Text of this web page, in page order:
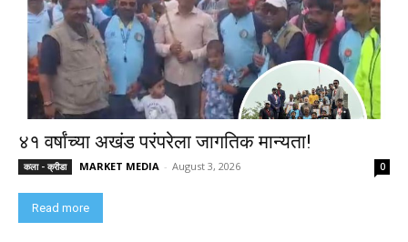
४१ वर्षांच्या अखंड परंपरेला जागतिक मान्यता!
कला - क्रीडा MARKET MEDIA - August 3, 2026 0
Read more